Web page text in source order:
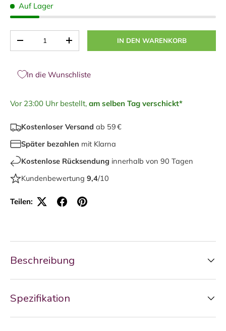
Auf Lager
-
+ IN DEN WARENKORB
In die Wunschliste
Vor 23:00 Uhr bestellt, am selben Tag verschickt*
Kostenloser Versand ab 59 €
Später bezahlen mit Klarna
Kostenlose Rücksendung innerhalb von 90 Tagen
Kundenbewertung 9,4/10
Teilen:
Beschreibung
Spezifikation